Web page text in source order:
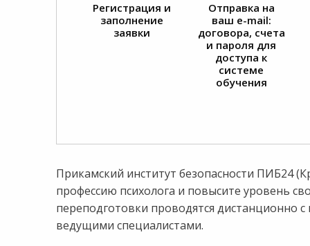
Регистрация и
заполнение
заявки
Отправка на
ваш e-mail:
договора, счета
и пароля для
доступа к
системе
обучения
Прикамский институт безопасности ПИБ24
профессию психолога и повысите уровень
переподготовки проводятся дистанционно
ведущими специалистами.